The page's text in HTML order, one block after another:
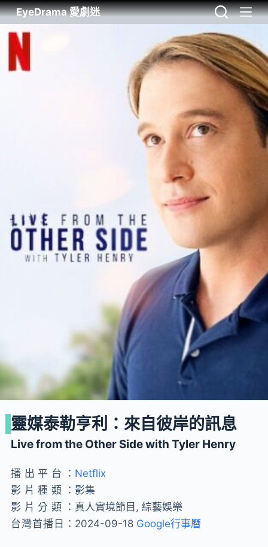
EyeDrama 愛劇迷
靈媒泰勒亨利：來自彼岸的訊息
Live from the Other Side with Tyler Henry
播出平台： Netflix
影片種類： 影集
影片分類： 真人實境節目, 綜藝娛樂
台灣首播日： 2024-09-18 Google行事曆